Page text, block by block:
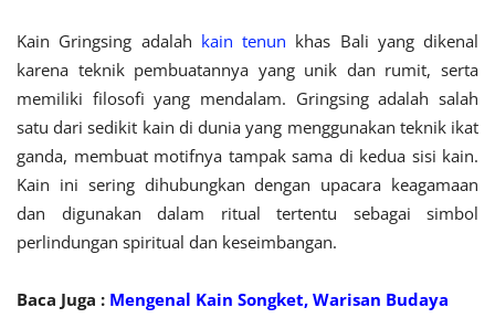
Kain Gringsing adalah kain tenun khas Bali yang dikenal
karena teknik pembuatannya yang unik dan rumit, serta
memiliki filosofi yang mendalam. Gringsing adalah salah
satu dari sedikit kain di dunia yang menggunakan teknik ikat
ganda, membuat motifnya tampak sama di kedua sisi kain.
Kain ini sering dihubungkan dengan upacara keagamaan
dan digunakan dalam ritual tertentu sebagai simbol
perlindungan spiritual dan keseimbangan.
Baca Juga : Mengenal Kain Songket, Warisan Budaya